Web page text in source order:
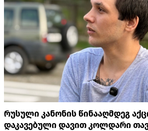
რუსული კანონის წინააღმდეგ
დაკავებული დავით კოლდარი